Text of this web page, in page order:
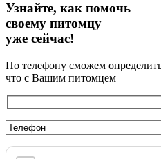
Узнайте, как помочь
своему питомцу
уже сейчас!
По телефону сможем
что с Вашим питомцем